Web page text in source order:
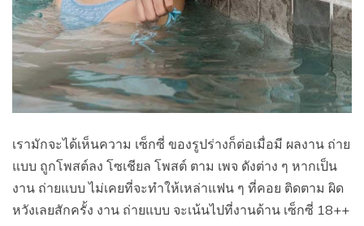
เรามักจะได้เห็นความ เซ็กซี่ ของรูปร่างก็ต่อเมื่อมี ผลงาน ถ่าย
แบบ ถูกโพสต์ลง โซเชียล โพสต์ ตาม เพจ ดังต่าง ๆ หากเป็น
งาน ถ่ายแบบ ไม่เคยที่จะทำให้เหล่าแฟน ๆ ที่คอย ติดตาม ผิด
หวังเลยสักครั้ง งาน ถ่ายแบบ จะเน้นไปที่งานด้าน เซ็กซี่ 18++